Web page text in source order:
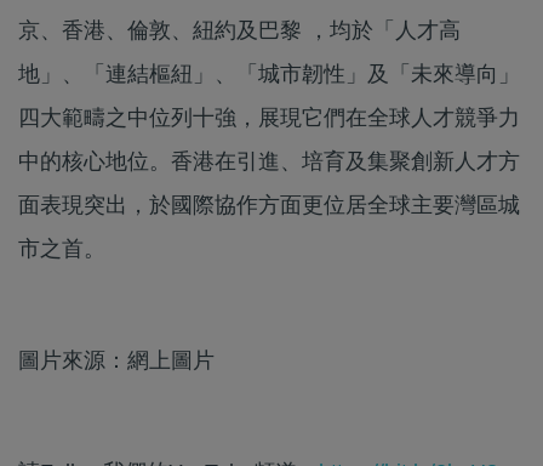
京、香港、倫敦、紐約及巴黎 ，均於「人才高
地」、「連結樞紐」、「城市韌性」及「未來導向」
四大範疇之中位列十強，展現它們在全球人才競爭力
中的核心地位。香港在引進、培育及集聚創新人才方
面表現突出，於國際協作方面更位居全球主要灣區城
市之首。
圖片來源：網上圖片